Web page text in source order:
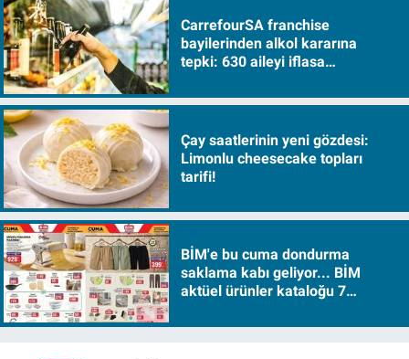
CarrefourSA franchise
bayilerinden alkol kararına
tepki: 630 aileyi iflasa
Çay saatlerinin yeni gözdesi:
Limonlu cheesecake topları
tarifi!
BİM'e bu cuma dondurma
saklama kabı geliyor... BİM
aktüel ürünler kataloğu 7